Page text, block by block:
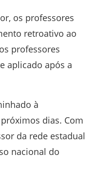
os professores
retroativo ao
professores
aplicado após a
à
dias. Com
da rede estadual
nacional do